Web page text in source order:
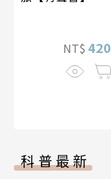
NT$ 420
科普最新